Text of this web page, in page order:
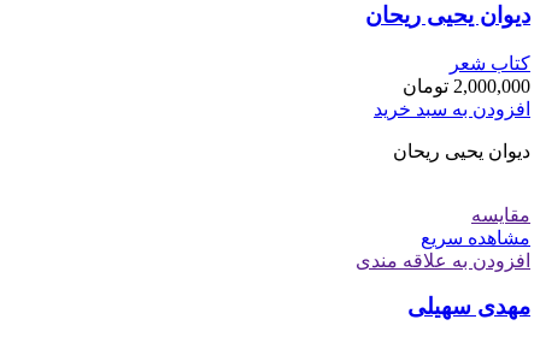
دیوان یحیی ریحان
کتاب شعر
2,000,000 تومان
افزودن به سبد خرید
دیوان یحیی ریحان
مقایسه
مشاهده سریع
افزودن به علاقه مندی
مهدی سهیلی